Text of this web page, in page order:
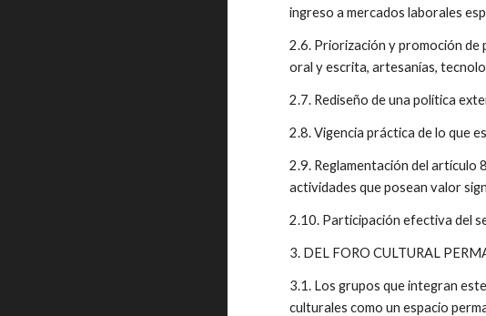
ingreso a mercados laborales
2.6. Priorización y promoción de
oral y escrita, artesanías,
2.7. Rediseño de una política
2.8. Vigencia práctica de lo que
2.9. Reglamentación del artículo
actividades que posean valor
2.10. Participación efectiva del
3. DEL FORO CULTURAL
3.1. Los grupos que integran
culturales como un espacio